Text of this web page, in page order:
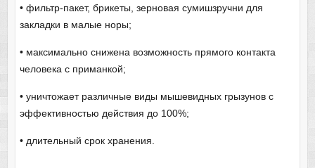
• фильтр-пакет, брикеты, зерновая сумишзручни для
закладки в малые норы;
• максимально снижена возможность прямого контакта
человека с приманкой;
• уничтожает различные виды мышевидных грызунов с
эффективностью действия до 100%;
• длительный срок хранения.